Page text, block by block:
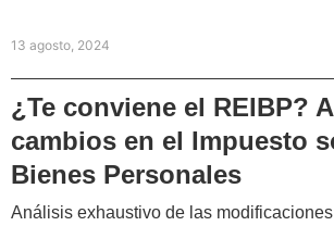
13 agosto, 2024
¿Te conviene el REIBP?
cambios en el Impuesto
Bienes Personales
Análisis exhaustivo de las